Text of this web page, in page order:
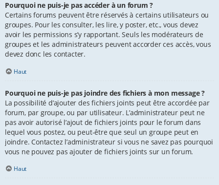
Pourquoi ne puis-je pas accéder à un forum ?
Certains forums peuvent être réservés à certains utilisateurs ou
groupes. Pour les consulter, les lire, y poster, etc., vous devez
avoir les permissions s’y rapportant. Seuls les modérateurs de
groupes et les administrateurs peuvent accorder ces accès, vous
devez donc les contacter.
Haut
Pourquoi ne puis-je pas joindre des fichiers à mon message ?
La possibilité d’ajouter des fichiers joints peut être accordée par
forum, par groupe, ou par utilisateur. L’administrateur peut ne
pas avoir autorisé l’ajout de fichiers joints pour le forum dans
lequel vous postez, ou peut-être que seul un groupe peut en
joindre. Contactez l’administrateur si vous ne savez pas pourquoi
vous ne pouvez pas ajouter de fichiers joints sur un forum.
Haut